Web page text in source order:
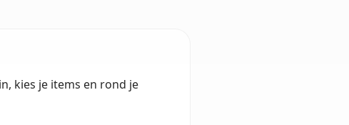
kies je items en rond je